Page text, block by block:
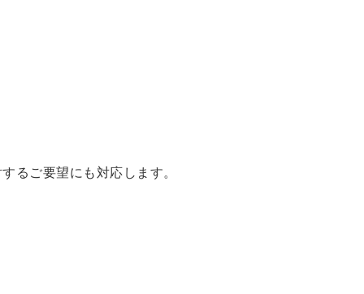
るご要望にも対応します。